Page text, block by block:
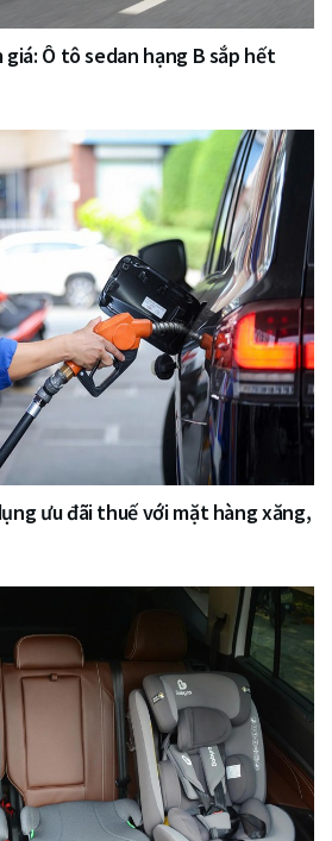
Ô tô sedan hạng B sắp hết
ưu đãi thuế với mặt hàng xăng,